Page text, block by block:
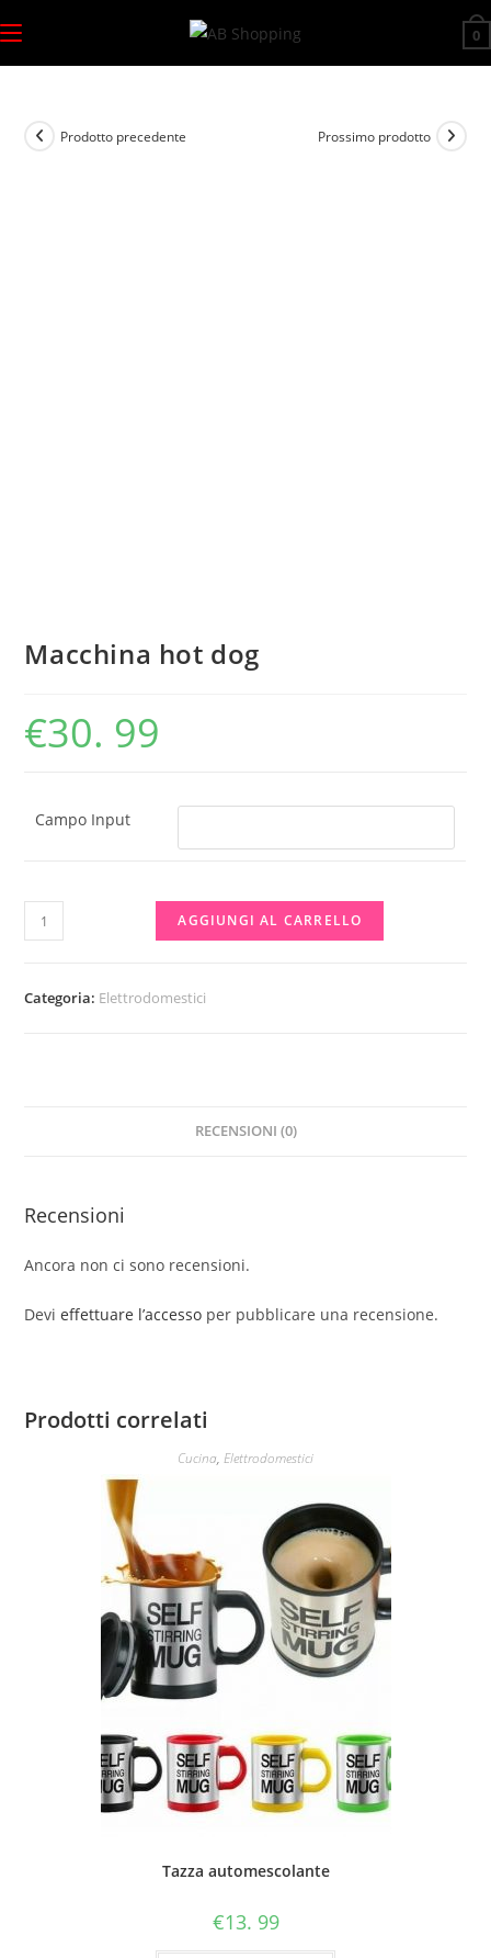
al
contenuto
0
Prodotto precedente Prossimo prodotto
Macchina hot dog
€30. 99
Campo Input
Macchina
hot
quantità
AGGIUNGI AL CARRELLO
Categoria: Elettrodomestici
RECENSIONI (0)
Recensioni
Ancora non ci sono recensioni.
Devieffettuare l’accesso per pubblicare una recensione.
Prodotti correlati
Cucina, Elettrodomestici
Tazza automescolante
€13. 99